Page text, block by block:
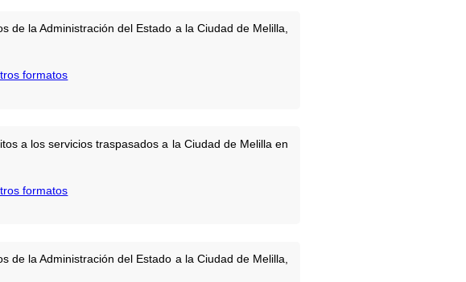
de la Administración del Estado a la Ciudad de Melilla,
formatos
a los servicios traspasados a la Ciudad de Melilla en
formatos
de la Administración del Estado a la Ciudad de Melilla,